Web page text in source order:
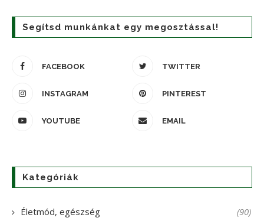
Segítsd munkánkat egy megosztással!
FACEBOOK TWITTER
INSTAGRAM PINTEREST
YOUTUBE EMAIL
Kategóriák
Életmód, egészség (90)